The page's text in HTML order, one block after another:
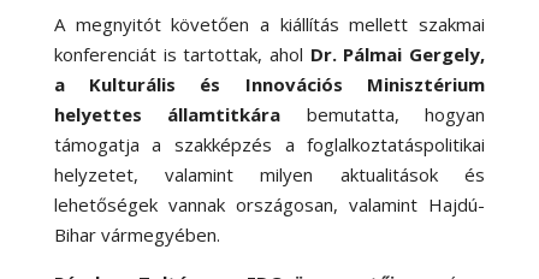
A megnyitót követően a kiállítás mellett szakmai
konferenciát is tartottak, ahol Dr. Pálmai Gergely,
a Kulturális és Innovációs Minisztérium
helyettes államtitkára bemutatta, hogyan
támogatja a szakképzés a foglalkoztatáspolitikai
helyzetet, valamint milyen aktualitások és
lehetőségek vannak országosan, valamint Hajdú-
Bihar vármegyében.